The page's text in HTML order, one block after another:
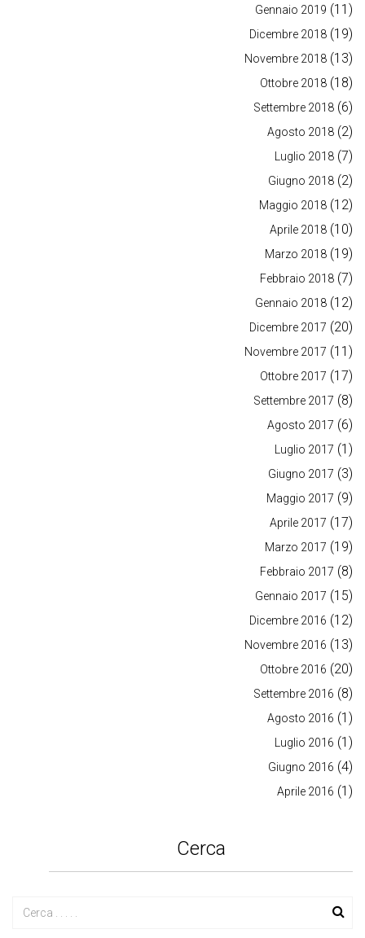
Gennaio 2019 (11)
Dicembre 2018 (19)
Novembre 2018 (13)
Ottobre 2018 (18)
Settembre 2018 (6)
Agosto 2018 (2)
Luglio 2018 (7)
Giugno 2018 (2)
Maggio 2018 (12)
Aprile 2018 (10)
Marzo 2018 (19)
Febbraio 2018 (7)
Gennaio 2018 (12)
Dicembre 2017 (20)
Novembre 2017 (11)
Ottobre 2017 (17)
Settembre 2017 (8)
Agosto 2017 (6)
Luglio 2017 (1)
Giugno 2017 (3)
Maggio 2017 (9)
Aprile 2017 (17)
Marzo 2017 (19)
Febbraio 2017 (8)
Gennaio 2017 (15)
Dicembre 2016 (12)
Novembre 2016 (13)
Ottobre 2016 (20)
Settembre 2016 (8)
Agosto 2016 (1)
Luglio 2016 (1)
Giugno 2016 (4)
Aprile 2016 (1)
Cerca